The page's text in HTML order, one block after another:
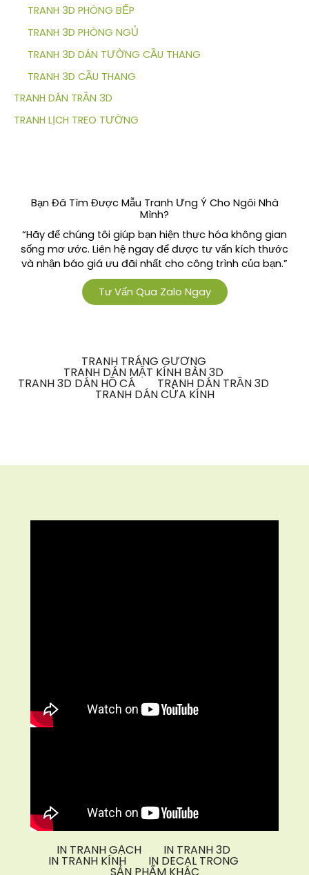
TRANH 3D PHÒNG BẾP
TRANH 3D PHÒNG NGỦ
TRANH 3D DÁN TƯỜNG CẦU THANG
TRANH 3D CẦU THANG
TRANH DÁN TRẦN 3D
TRANH LỊCH TREO TƯỜNG
Bạn Đã Tìm Được Mẫu Tranh Ưng Ý Cho Ngôi Nhà
Mình?
“Hãy để chúng tôi giúp bạn hiện thực hóa không gian
sống mơ ước. Liên hệ ngay để được tư vấn kích thước
và nhận báo giá ưu đãi nhất cho công trình của bạn.”
Tư Vấn Qua Zalo Ngay
TRANH TRÁNG GƯƠNG
TRANH DÁN MẶT KÍNH BÀN 3D
TRANH 3D DÁN HỒ CÁ TRANH DÁN TRẦN 3D
TRANH DÁN CỬA KÍNH
IN TRANH GẠCH IN TRANH 3D
IN TRANH KÍNH IN DECAL TRONG